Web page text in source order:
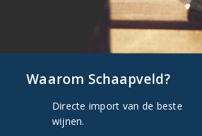
Waarom Schaapveld?
Directe import van de beste
wijnen.